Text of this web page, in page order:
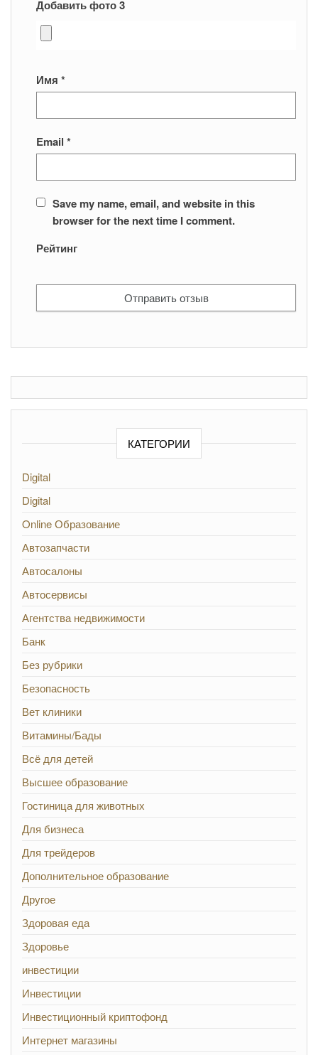
Добавить фото 3
Имя *
Email *
Save my name, email, and website in this
browser for the next time I comment.
Рейтинг
КАТЕГОРИИ
Digital
Digital
Online Образование
Автозапчасти
Автосалоны
Автосервисы
Агентства недвижимости
Банк
Без рубрики
Безопасность
Вет клиники
Витамины/Бады
Всё для детей
Высшее образование
Гостиница для животных
Для бизнеса
Для трейдеров
Дополнительное образование
Другое
Здоровая еда
Здоровье
инвестиции
Инвестиции
Инвестиционный криптофонд
Интернет магазины